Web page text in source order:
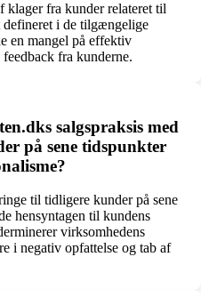
klager fra kunder relateret til
i de tilgængelige
en mangel på effektiv
fra kunderne.
salgspraksis med
på sene tidspunkter
til tidligere kunder på sene
hensyntagen til kundens
virksomhedens
i negativ opfattelse og tab af